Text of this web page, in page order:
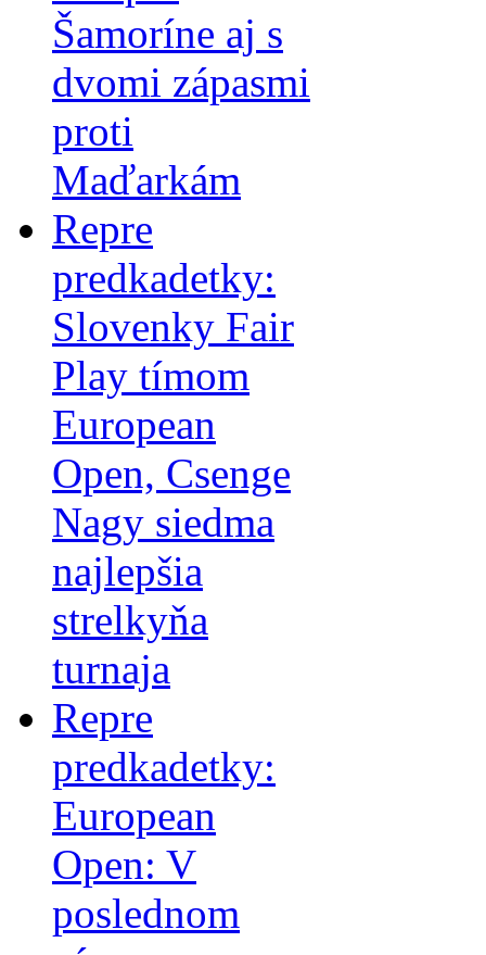
Šamoríne aj s
dvomi zápasmi
proti
Maďarkám
Repre
predkadetky:
Slovenky Fair
Play tímom
European
Open, Csenge
Nagy siedma
najlepšia
strelkyňa
turnaja
Repre
predkadetky:
European
Open: V
poslednom